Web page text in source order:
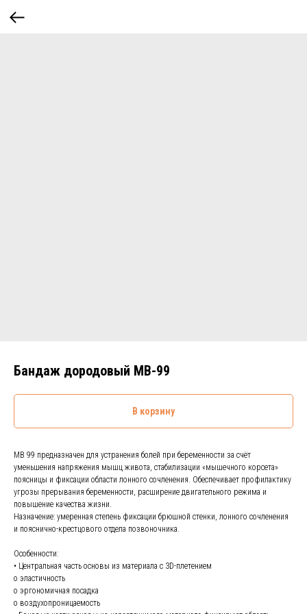
Бандаж дородовый MB-99
В корзину
MB 99 предназначен для устранения болей при беременности за счёт
уменьшения напряжения мышц живота, стабилизации «мышечного корсета»
поясницы и фиксации области лонного сочленения. Обеспечивает профилактику
угрозы прерывания беременности, расширение двигательного режима и
повышение качества жизни.
Назначение: умеренная степень фиксации брюшной стенки, лонного сочленения
и пояснично-крестцового отдела позвоночника.
Особенности:
• Центральная часть основы из материала с 3D-плетением
o эластичность
o эргономичная посадка
o воздухопроницаемость